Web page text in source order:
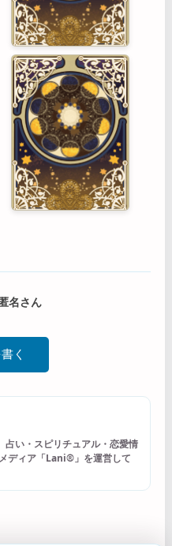
名さん
く
占い・スピリチュアル・恋愛情
ディア「Lani®」を運営して